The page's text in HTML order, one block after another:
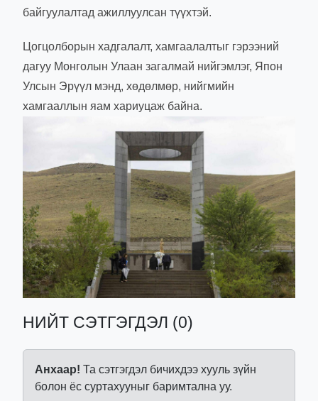
байгуулалтад ажиллуулсан түүхтэй.
Цогцолборын хадгалалт, хамгаалалтыг гэрээний
дагуу Монголын Улаан загалмай нийгэмлэг, Япон
Улсын Эрүүл мэнд, хөдөлмөр, нийгмийн
хамгааллын яам хариуцаж байна.
НИЙТ СЭТГЭГДЭЛ (0)
Анхаар! Та сэтгэгдэл бичихдээ хууль зүйн
болон ёс суртахууныг баримтална уу.